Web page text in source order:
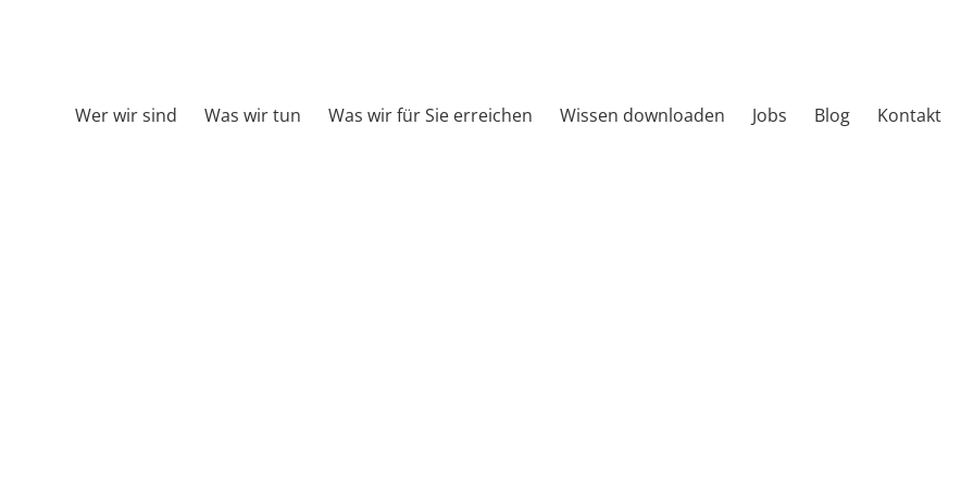
Wer wir sind Was wir tun Was wir für Sie erreichen Wissen downloaden Jobs Blog Kontakt